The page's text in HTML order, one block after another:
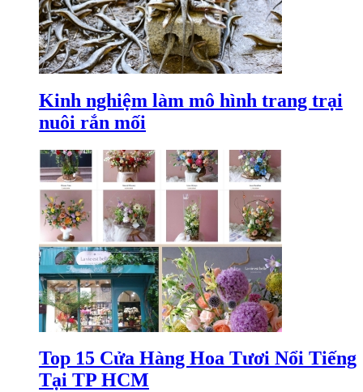
Kinh nghiệm làm mô hình trang trại
nuôi rắn mối
Top 15 Cửa Hàng Hoa Tươi Nổi Tiếng
Tại TP HCM